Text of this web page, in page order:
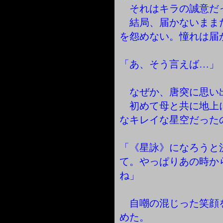
それはキラの誠意だ
結局、届かないまま
を怨めない。憧れは
「あ、そう言えば…」
なぜか、唐突に思い
初めて母と共に地上
なキレイな星空だった
「《星詠》になろう
て。やっぱりあの時
ね」
自嘲の混じった笑顔
めた。